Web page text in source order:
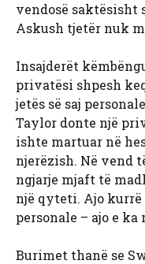
vendosë saktësisht
Askush tjetër nuk
Insajderët
privatësi shpesh
jetës së saj
Taylor donte një
ishte martuar në
njerëzish. Në vend
ngjarje mjaft të
një qyteti. Ajo kurrë
personale – ajo e ka
Burimet thanë se